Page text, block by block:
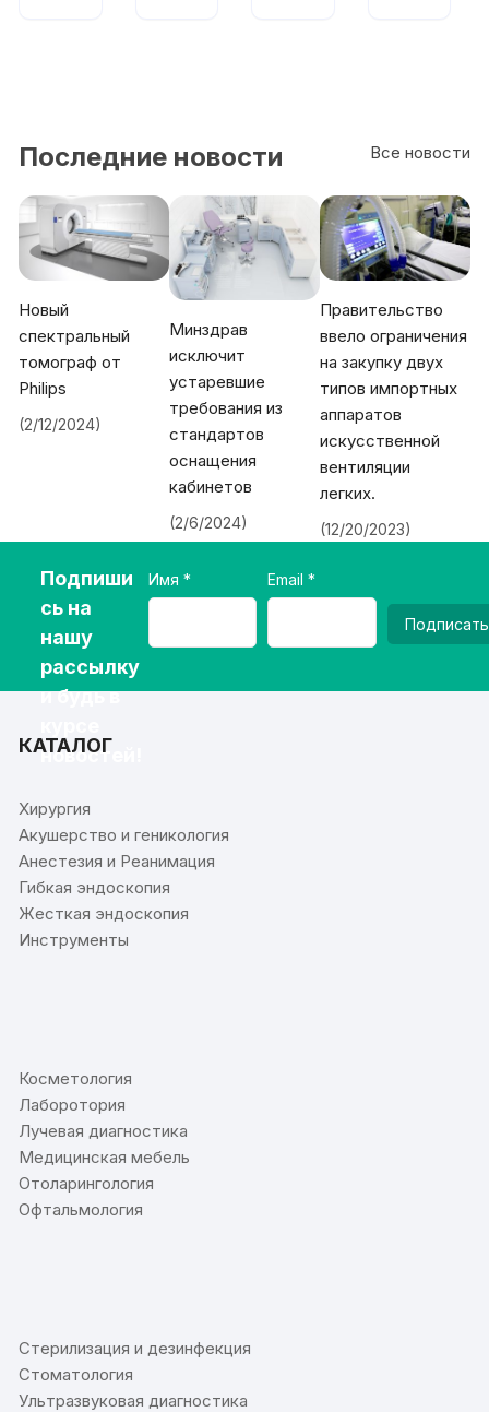
Все новости
Последние новости
Новый
спектральный
томограф от
Philips
(2/12/2024)
Минздрав
исключит
устаревшие
требования из
стандартов
оснащения
кабинетов
(2/6/2024)
Правительство
ввело ограничения
на закупку двух
типов импортных
аппаратов
искусственной
вентиляции
легких.
(12/20/2023)
Подпиши
сь на
нашу
рассылку
и будь в
новостей!
Имя Email
КАТАЛОГ
Хирургия
Акушерство и геникология
Анестезия и Реанимация
Гибкая эндоскопия
Жесткая эндоскопия
Инструменты
Косметология
Лаборотория
Лучевая диагностика
Медицинская мебель
Отоларингология
Офтальмология
Стерилизация и дезинфекция
Стоматология
Ультразвуковая диагностика